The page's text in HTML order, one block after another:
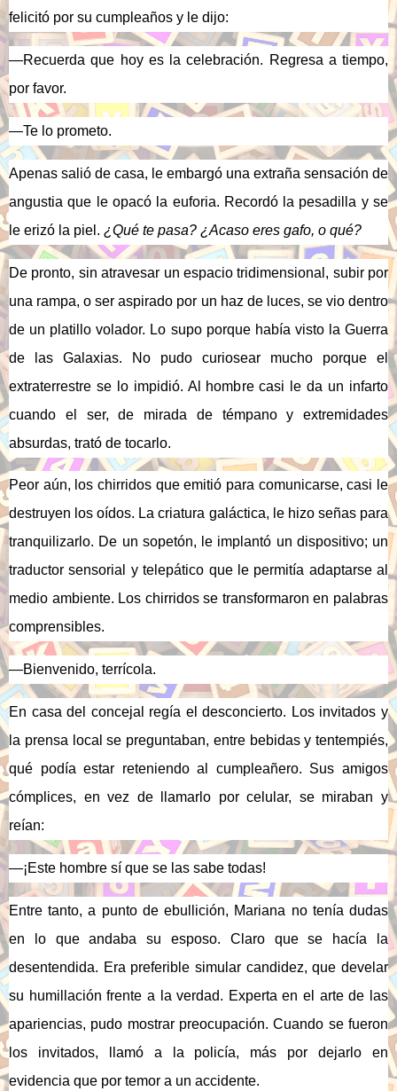
felicitó por su cumpleaños y le dijo:
—Recuerda que hoy es la celebración. Regresa a tiempo,
por favor.
—Te lo prometo.
Apenas salió de casa, le embargó una extraña sensación de
angustia que le opacó la euforia. Recordó la pesadilla y se
le erizó la piel. ¿Qué te pasa? ¿Acaso eres gafo, o qué?
De pronto, sin atravesar un espacio tridimensional, subir por
una rampa, o ser aspirado por un haz de luces, se vio dentro
de un platillo volador. Lo supo porque había visto la Guerra
de las Galaxias. No pudo curiosear mucho porque el
extraterrestre se lo impidió. Al hombre casi le da un infarto
cuando el ser, de mirada de témpano y extremidades
absurdas, trató de tocarlo.
Peor aún, los chirridos que emitió para comunicarse, casi le
destruyen los oídos. La criatura galáctica, le hizo señas para
tranquilizarlo. De un sopetón, le implantó un dispositivo; un
traductor sensorial y telepático que le permitía adaptarse al
medio ambiente. Los chirridos se transformaron en palabras
comprensibles.
—Bienvenido, terrícola.
En casa del concejal regía el desconcierto. Los invitados y
la prensa local se preguntaban, entre bebidas y tentempiés,
qué podía estar reteniendo al cumpleañero. Sus amigos
cómplices, en vez de llamarlo por celular, se miraban y
reían:
—¡Este hombre sí que se las sabe todas!
Entre tanto, a punto de ebullición, Mariana no tenía dudas
en lo que andaba su esposo. Claro que se hacía la
desentendida. Era preferible simular candidez, que develar
su humillación frente a la verdad. Experta en el arte de las
apariencias, pudo mostrar preocupación. Cuando se fueron
los invitados, llamó a la policía, más por dejarlo en
evidencia que por temor a un accidente.